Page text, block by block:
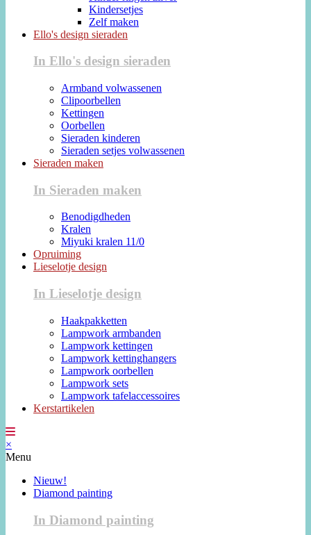
Kindersetjes
Zelf maken
Ello's design sieraden
In Ello's design sieraden
Armband volwassenen
Clipoorbellen
Kettingen
Oorbellen
Sieraden kinderen
Sieraden setjes volwassenen
Sieraden maken
In Sieraden maken
Benodigdheden
Kralen
Miyuki kralen 11/0
Opruiming
Lieselotje design
In Lieselotje design
Haakpakketten
Lampwork armbanden
Lampwork kettingen
Lampwork kettinghangers
Lampwork oorbellen
Lampwork sets
Lampwork tafelaccessoires
Kerstartikelen
×
Menu
Nieuw!
Diamond painting
In Diamond painting